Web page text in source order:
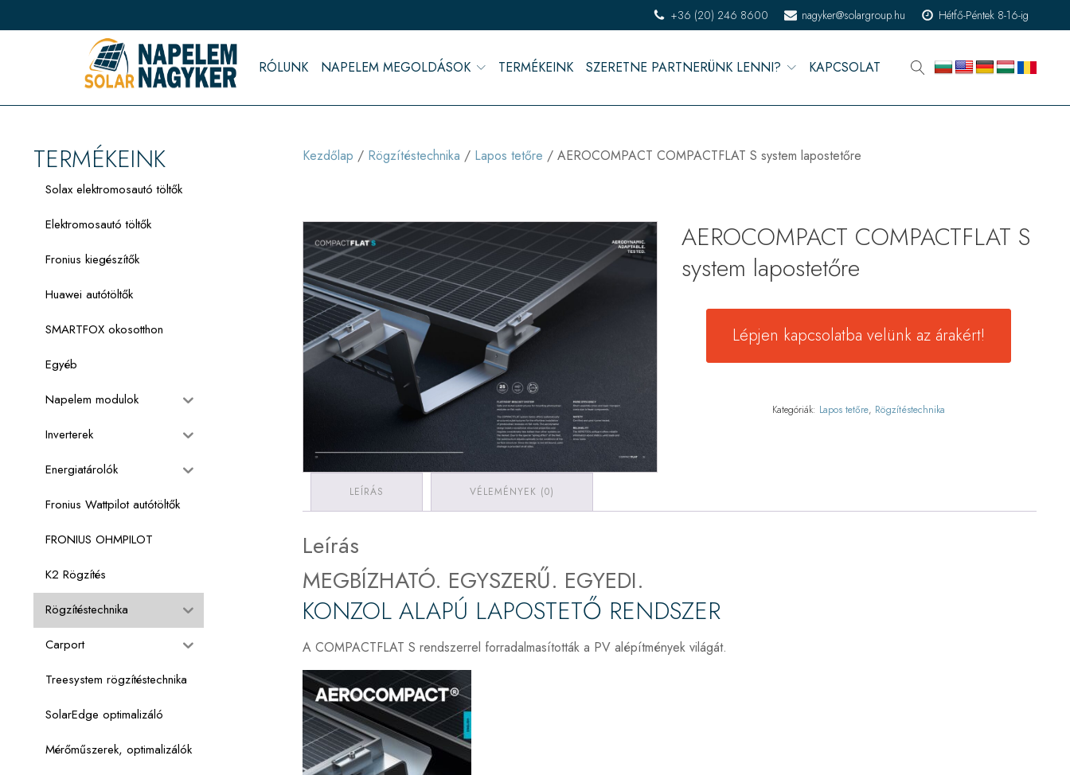
+36 (20) 246 8600 nagyker@solargroup.hu Hétfő-Péntek 8-16-ig
RÓLUNK NAPELEM MEGOLDÁSOK TERMÉKEINK SZERETNE PARTNERÜNK LENNI? KAPCSOLAT
TERMÉKEINK
Solax elektromosautó töltők
Elektromosautó töltők
Fronius kiegészítők
Huawei autótöltők
SMARTFOX okosotthon
Egyéb
Napelem modulok
Inverterek
Energiatárolók
Fronius Wattpilot autótöltők
FRONIUS OHMPILOT
K2 Rögzítés
Rögzítéstechnika
Carport
Treesystem rögzítéstechnika
SolarEdge optimalizáló
Mérőműszerek, optimalizálók
Kezdőlap / Rögzítéstechnika / Lapos tetőre / AEROCOMPACT COMPACTFLAT S system lapostetőre
AEROCOMPACT COMPACTFLAT S
system lapostetőre
Lépjen kapcsolatba velünk az árakért!
Kategóriák: Lapos tetőre, Rögzítéstechnika
LEÍRÁS VÉLEMÉNYEK (0)
Leírás
MEGBÍZHATÓ. EGYSZERŰ. EGYEDI.
KONZOL ALAPÚ LAPOSTETŐ RENDSZER
A COMPACTFLAT S rendszerrel forradalmasították a PV alépítmények világát.